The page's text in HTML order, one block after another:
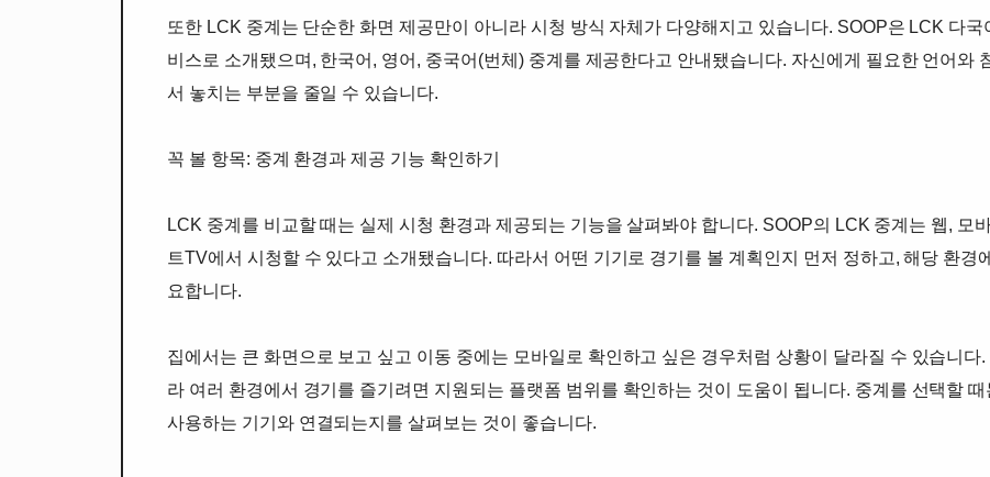
또한 LCK 중계는 단순한 화면 제공만이 아니라 시청 방식 자체가 다양해지고 있습니다. SOOP은 LCK 다
비스로 소개됐으며, 한국어, 영어, 중국어(번체) 중계를 제공한다고 안내됐습니다. 자신에게 필요한 언어와
서 놓치는 부분을 줄일 수 있습니다.
꼭 볼 항목: 중계 환경과 제공 기능 확인하기
LCK 중계를 비교할 때는 실제 시청 환경과 제공되는 기능을 살펴봐야 합니다. SOOP의 LCK 중계는 웹, 모
트TV에서 시청할 수 있다고 소개됐습니다. 따라서 어떤 기기로 경기를 볼 계획인지 먼저 정하고, 해당 환경
요합니다.
집에서는 큰 화면으로 보고 싶고 이동 중에는 모바일로 확인하고 싶은 경우처럼 상황이 달라질 수 있습니
라 여러 환경에서 경기를 즐기려면 지원되는 플랫폼 범위를 확인하는 것이 도움이 됩니다. 중계를 선택할
사용하는 기기와 연결되는지를 살펴보는 것이 좋습니다.